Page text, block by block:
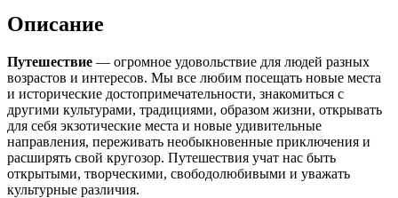
Описание
Путешествие — огромное удовольствие для людей разных
возрастов и интересов. Мы все любим посещать новые места
и исторические достопримечательности, знакомиться с
другими культурами, традициями, образом жизни, открывать
для себя экзотические места и новые удивительные
направления, переживать необыкновенные приключения и
расширять свой кругозор. Путешествия учат нас быть
открытыми, творческими, свободолюбивыми и уважать
культурные различия.